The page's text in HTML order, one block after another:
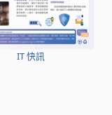
IT 快訊